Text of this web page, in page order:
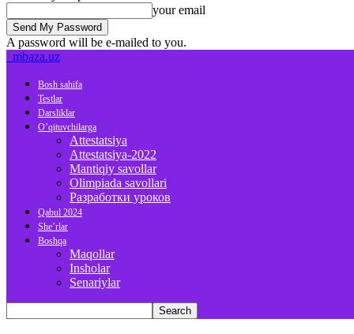
your email
A password will be e-mailed to you.
mbaza.uz
Bosh sahifa
Testlar
Darsliklar
O’qituvchilarga
Attestatsiya
Attestatsiya-2022
Mantiqiy savollar
Olimpiada savollari
Разработки уроков
Qabul 2024
She’rlar
Boshqa
Maqollar
Insholar
Senariylar